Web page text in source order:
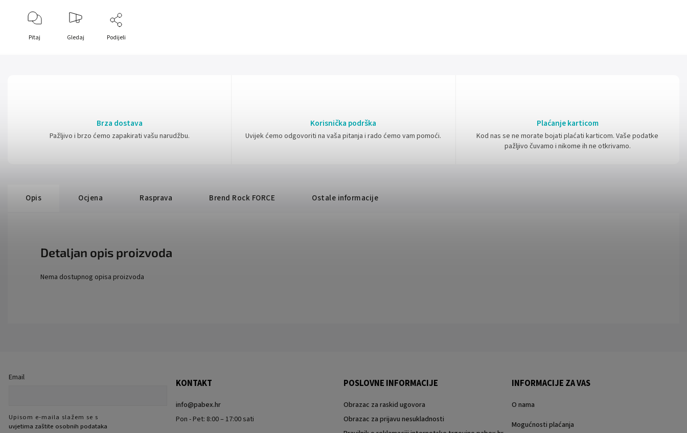
Pitaj Gledaj Podijeli
Brza dostava
Pažljivo i brzo ćemo zapakirati vašu narudžbu.
Korisnička podrška
Uvijek ćemo odgovoriti na vaša pitanja i rado ćemo vam pomoći.
Plaćanje karticom
Kod nas se ne morate bojati plaćati karticom. Vaše podatke
pažljivo čuvamo i nikome ih ne otkrivamo.
Opis Ocjena Rasprava Brend Rock FORCE Ostale informacije
Detaljan opis proizvoda
Nema dostupnog opisa proizvoda
Email
Upisom e-maila slažem se s
uvjetima zaštite osobnih podataka
KONTAKT
info@pabex.hr
Pon - Pet: 8:00 – 17:00 sati
POSLOVNE INFORMACIJE
Obrazac za raskid ugovora
Obrazac za prijavu nesukladnosti
INFORMACIJE ZA VAS
O nama
Mogućnosti plaćanja